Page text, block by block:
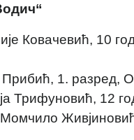
Ковачевић, 10
1. разред,
Трифуновић, 12